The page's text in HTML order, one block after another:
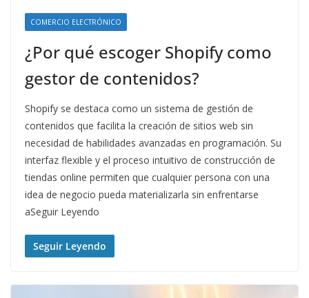
COMERCIO ELECTRÓNICO
¿Por qué escoger Shopify como
gestor de contenidos?
Shopify se destaca como un sistema de gestión de
contenidos que facilita la creación de sitios web sin
necesidad de habilidades avanzadas en programación. Su
interfaz flexible y el proceso intuitivo de construcción de
tiendas online permiten que cualquier persona con una
idea de negocio pueda materializarla sin enfrentarse
aSeguir Leyendo
Seguir Leyendo